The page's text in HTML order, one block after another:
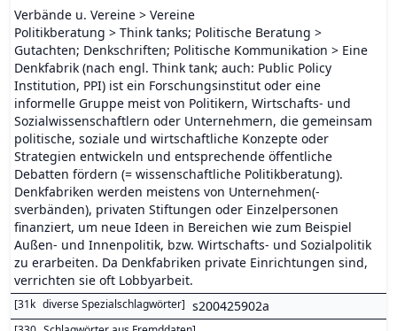
Verbände u. Vereine > Vereine
Politikberatung > Think tanks; Politische Beratung >
Gutachten; Denkschriften; Politische Kommunikation > Eine
Denkfabrik (nach engl. Think tank; auch: Public Policy
Institution, PPI) ist ein Forschungsinstitut oder eine
informelle Gruppe meist von Politikern, Wirtschafts- und
Sozialwissenschaftlern oder Unternehmern, die gemeinsam
politische, soziale und wirtschaftliche Konzepte oder
Strategien entwickeln und entsprechende öffentliche
Debatten fördern (= wissenschaftliche Politikberatung).
Denkfabriken werden meistens von Unternehmen(-
sverbänden), privaten Stiftungen oder Einzelpersonen
finanziert, um neue Ideen in Bereichen wie zum Beispiel
Außen- und Innenpolitik, bzw. Wirtschafts- und Sozialpolitik
zu erarbeiten. Da Denkfabriken private Einrichtungen sind,
verrichten sie oft Lobbyarbeit.
[31k diverse Spezialschlagwörter] s200425902a